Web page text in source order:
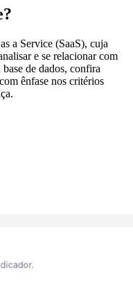
a Service (SaaS), cuja
e se relacionar com
de dados, confira
ênfase nos critérios